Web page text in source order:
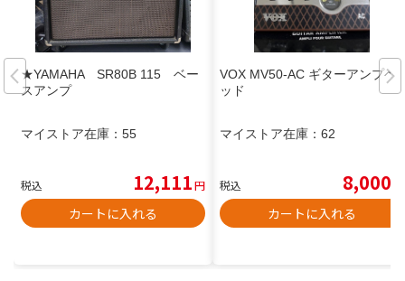
★YAMAHA SR80B 115 ベー
スアンプ
マイストア在庫： 55
税込 12,111円
カートに入れる
VOX MV50-AC ギターアンプヘ
ッド
マイストア在庫： 62
税込 8,000
カートに入れる